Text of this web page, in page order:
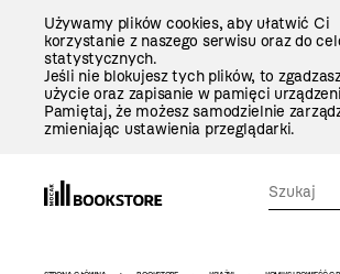
Używamy plików cookies, aby ułatwić Ci
korzystanie z naszego serwisu oraz do
statystycznych.
Jeśli nie blokujesz tych plików, to
użycie oraz zapisanie w pamięci
Pamiętaj, że możesz samodzielnie
zmieniając ustawienia przeglądarki.